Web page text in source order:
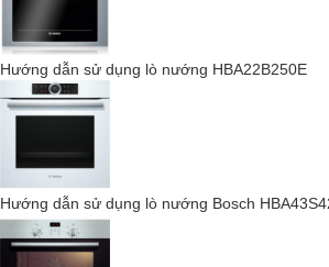
Hướng dẫn sử dụng lò nướng HBA22B250E
Hướng dẫn sử dụng lò nướng Bosch